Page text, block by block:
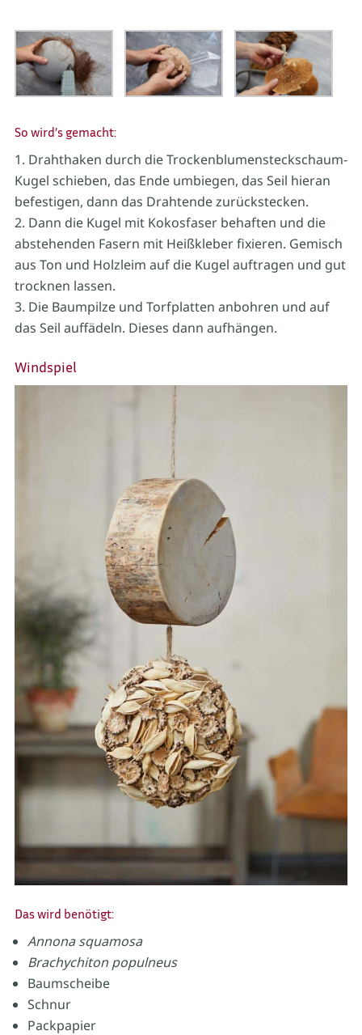
So wird’s gemacht:
Drahthaken durch die Trockenblumensteckschaum-
Kugel schieben, das Ende umbiegen, das Seil hieran
befestigen, dann das Drahtende zurückstecken.
Dann die Kugel mit Kokosfaser behaften und die
abstehenden Fasern mit Heißkleber fixieren. Gemisch
aus Ton und Holzleim auf die Kugel auftragen und gut
trocknen lassen.
Die Baumpilze und Torfplatten anbohren und auf
das Seil auffädeln. Dieses dann aufhängen.
Windspiel
Das wird benötigt:
Annona squamosa
Brachychiton populneus
Baumscheibe
Schnur
Packpapier